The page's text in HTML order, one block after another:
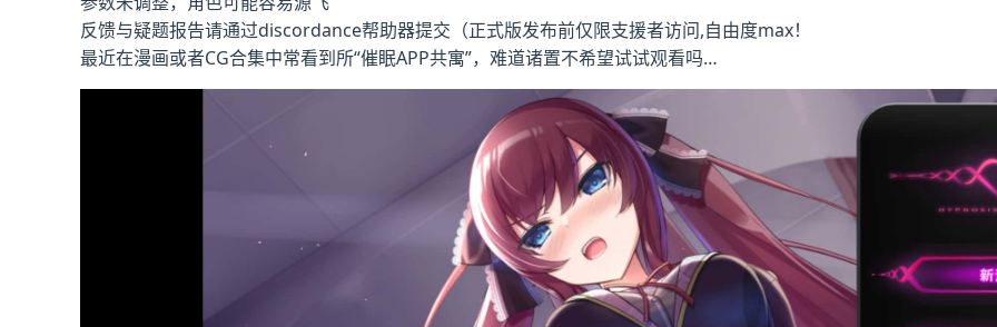
反馈与疑题报告请通过discordance帮助器提交（正式版发布前仅限支援者访问,自由度max！
最近在漫画或者CG合集中常看到所“催眠APP共寓”，难道诸置不希望试试观看吗…